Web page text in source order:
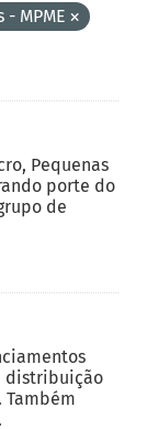
MPME
Pequenas
porte do
de
distribuição